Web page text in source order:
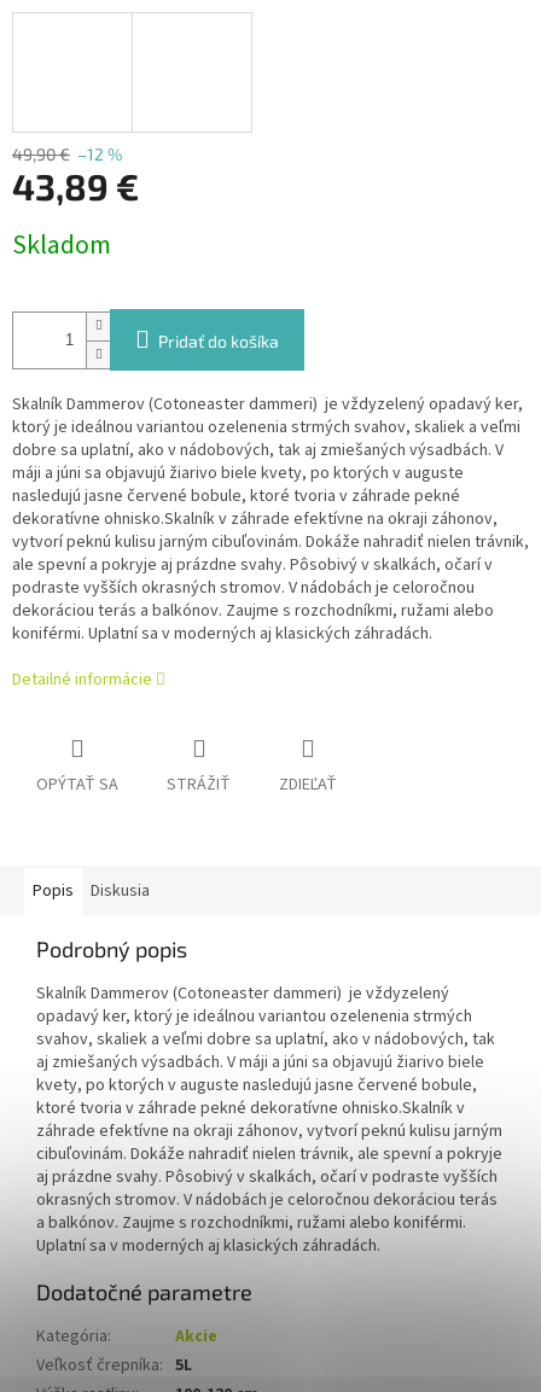
49,90 € –12 %
43,89 €
cena:
Skladom
Pridať do košíka
Skalník Dammerov (Cotoneaster dammeri) je vždyzelený opadavý ker,
ktorý je ideálnou variantou ozelenenia strmých svahov, skaliek a veľmi
dobre sa uplatní, ako v nádobových, tak aj zmiešaných výsadbách. V
máji a júni sa objavujú žiarivo biele kvety, po ktorých v auguste
nasledujú jasne červené bobule, ktoré tvoria v záhrade pekné
dekoratívne ohnisko.Skalník v záhrade efektívne na okraji záhonov,
vytvorí peknú kulisu jarným cibuľovinám. Dokáže nahradiť nielen trávnik,
ale spevní a pokryje aj prázdne svahy. Pôsobivý v skalkách, očarí v
podraste vyšších okrasných stromov. V nádobách je celoročnou
dekoráciou terás a balkónov. Zaujme s rozchodníkmi, ružami alebo
koniférmi. Uplatní sa v moderných aj klasických záhradách.
Detailné informácie
OPÝTAŤ SA STRÁŽIŤ ZDIEĽAŤ
Popis Diskusia
Podrobný popis
Skalník Dammerov (Cotoneaster dammeri) je vždyzelený
opadavý ker, ktorý je ideálnou variantou ozelenenia strmých
svahov, skaliek a veľmi dobre sa uplatní, ako v nádobových, tak
aj zmiešaných výsadbách. V máji a júni sa objavujú žiarivo biele
kvety, po ktorých v auguste nasledujú jasne červené bobule,
ktoré tvoria v záhrade pekné dekoratívne ohnisko.Skalník v
záhrade efektívne na okraji záhonov, vytvorí peknú kulisu jarným
cibuľovinám. Dokáže nahradiť nielen trávnik, ale spevní a pokryje
aj prázdne svahy. Pôsobivý v skalkách, očarí v podraste vyšších
okrasných stromov. V nádobách je celoročnou dekoráciou terás
a balkónov. Zaujme s rozchodníkmi, ružami alebo koniférmi.
Uplatní sa v moderných aj klasických záhradách.
Dodatočné parametre
Kategória:
Akcie
Veľkosť črepníka: 5L